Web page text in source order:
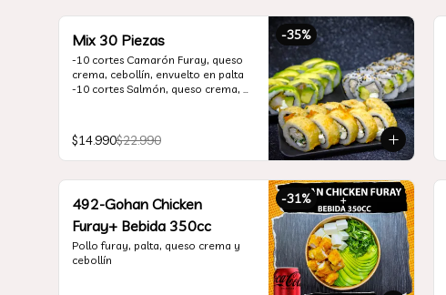
-35%
Mix 30 Piezas
-10 cortes Camarón Furay, queso
crema, cebollín, envuelto en palta
-10 cortes Salmón, queso crema,
crema, cebollín, frito en tempura
*Incluye 2 soya 30ml / 2 palitos / 1
salsa teriyaki 30ml
$14.990$22.990
-31%
492-Gohan Chicken
Furay+ Bebida 350cc
Pollo furay, palta, queso crema y
cebollín